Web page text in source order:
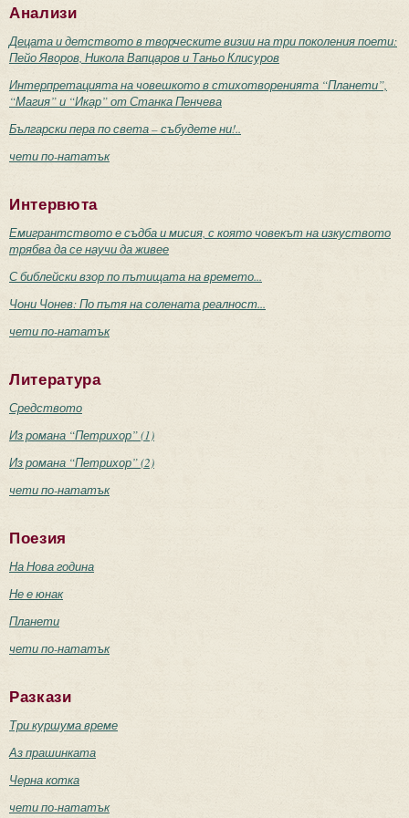
Анализи
Децата и детството в творческите визии на три поколения поети:
Пейо Яворов, Никола Вапцаров и Таньо Клисуров
Интерпретацията на човешкото в стихотворенията “Планети”,
“Магия” и “Икар” от Станка Пенчева
Български пера по света – събудете ни!..
чети по-нататък
Интервюта
Емигрантството е съдба и мисия, с която човекът на изкуството
трябва да се научи да живее
С библейски взор по пътищата на времето...
Чони Чонев: По пътя на солената реалност...
чети по-нататък
Литература
Средството
Из романа “Петрихор” (1)
Из романа “Петрихор” (2)
чети по-нататък
Поезия
На Нова година
Не е юнак
Планети
чети по-нататък
Разкази
Три куршума време
Аз прашинката
Черна котка
чети по-нататък